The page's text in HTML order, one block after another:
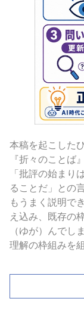
本稿を起こした
『折々のことば
「批評の始まり
ることだ」との
もうまく説明で
え込み、既存の
（ゆが）んでし
理解の枠組みを